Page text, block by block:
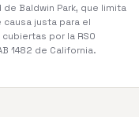
Baldwin Park, que limita
justa para el
por la RSO
1482 de California.